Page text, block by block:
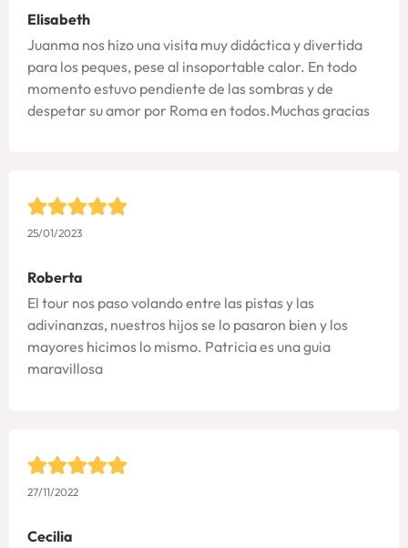
Elisabeth
Juanma nos hizo una visita muy didáctica y divertida
para los peques, pese al insoportable calor. En todo
momento estuvo pendiente de las sombras y de
despetar su amor por Roma en todos.Muchas gracias
25/01/2023
Roberta
El tour nos paso volando entre las pistas y las
adivinanzas, nuestros hijos se lo pasaron bien y los
mayores hicimos lo mismo. Patricia es una guia
maravillosa
27/11/2022
Cecilia